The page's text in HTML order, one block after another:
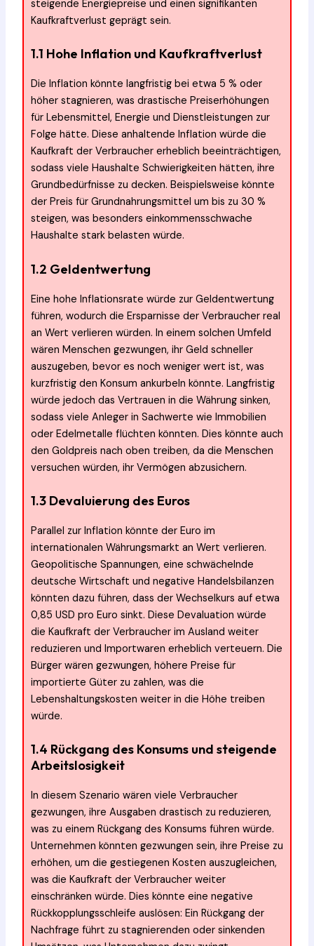
steigende Energiepreise und einen signifikanten
Kaufkraftverlust geprägt sein.
1.1 Hohe Inflation und Kaufkraftverlust
Die Inflation könnte langfristig bei etwa 5 % oder
höher stagnieren, was drastische Preiserhöhungen
für Lebensmittel, Energie und Dienstleistungen zur
Folge hätte. Diese anhaltende Inflation würde die
Kaufkraft der Verbraucher erheblich beeinträchtigen,
sodass viele Haushalte Schwierigkeiten hätten, ihre
Grundbedürfnisse zu decken. Beispielsweise könnte
der Preis für Grundnahrungsmittel um bis zu 30 %
steigen, was besonders einkommensschwache
Haushalte stark belasten würde.
1.2 Geldentwertung
Eine hohe Inflationsrate würde zur Geldentwertung
führen, wodurch die Ersparnisse der Verbraucher real
an Wert verlieren würden. In einem solchen Umfeld
wären Menschen gezwungen, ihr Geld schneller
auszugeben, bevor es noch weniger wert ist, was
kurzfristig den Konsum ankurbeln könnte. Langfristig
würde jedoch das Vertrauen in die Währung sinken,
sodass viele Anleger in Sachwerte wie Immobilien
oder Edelmetalle flüchten könnten. Dies könnte auch
den Goldpreis nach oben treiben, da die Menschen
versuchen würden, ihr Vermögen abzusichern.
1.3 Devaluierung des Euros
Parallel zur Inflation könnte der Euro im
internationalen Währungsmarkt an Wert verlieren.
Geopolitische Spannungen, eine schwächelnde
deutsche Wirtschaft und negative Handelsbilanzen
könnten dazu führen, dass der Wechselkurs auf etwa
0,85 USD pro Euro sinkt. Diese Devaluation würde
die Kaufkraft der Verbraucher im Ausland weiter
reduzieren und Importwaren erheblich verteuern. Die
Bürger wären gezwungen, höhere Preise für
importierte Güter zu zahlen, was die
Lebenshaltungskosten weiter in die Höhe treiben
würde.
1.4 Rückgang des Konsums und steigende
Arbeitslosigkeit
In diesem Szenario wären viele Verbraucher
gezwungen, ihre Ausgaben drastisch zu reduzieren,
was zu einem Rückgang des Konsums führen würde.
Unternehmen könnten gezwungen sein, ihre Preise zu
erhöhen, um die gestiegenen Kosten auszugleichen,
was die Kaufkraft der Verbraucher weiter
einschränken würde. Dies könnte eine negative
Rückkopplungsschleife auslösen: Ein Rückgang der
Nachfrage führt zu stagnierenden oder sinkenden